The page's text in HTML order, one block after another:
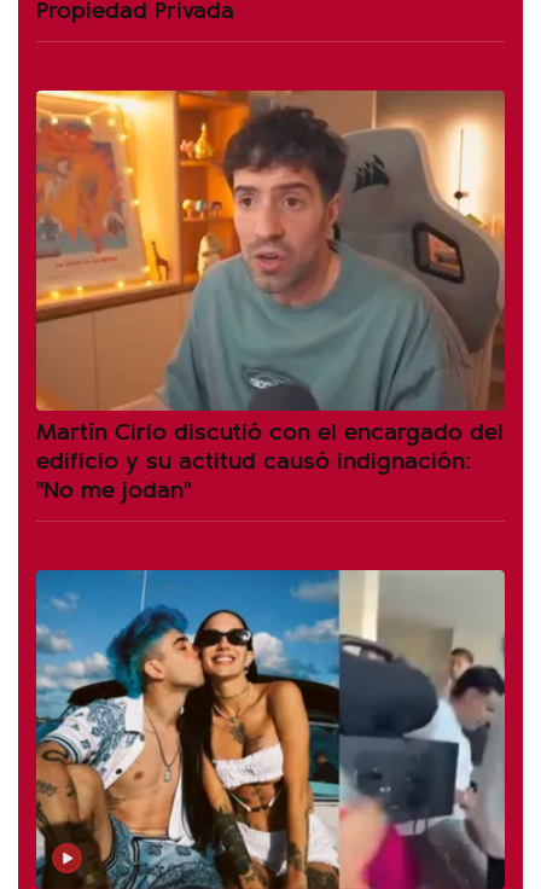
Propiedad Privada
Martín Cirio discutió con el encargado del
edificio y su actitud causó indignación:
"No me jodan"